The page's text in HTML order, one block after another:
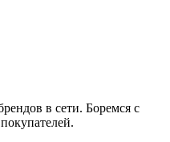
в сети. Боремся с